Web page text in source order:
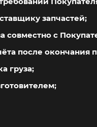
запчастей;
совместно с
после окончания
груза;